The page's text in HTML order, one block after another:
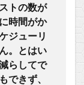
トの数が
時間がか
ジューリ
。とはい
らしてで
できず、